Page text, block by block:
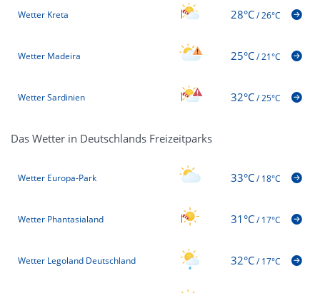
Wetter Kreta 28°C/26°C
Wetter Madeira 25°C/21°C
Wetter Sardinien 32°C/25°C
Das Wetter in Deutschlands Freizeitparks
Wetter Europa-Park 33°C/18°C
Wetter Phantasialand 31°C/17°C
Wetter Legoland Deutschland 32°C/17°C